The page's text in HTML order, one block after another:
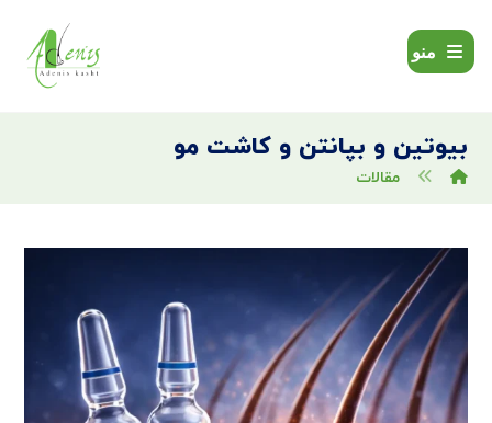
منو
بیوتین و بپانتن و کاشت مو
مقالات